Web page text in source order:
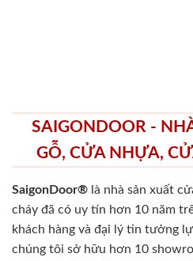
SAIGONDOOR -
GỖ, CỬA NHỰA,
SaigonDoor® là nhà sản xuất
cháy đã có uy tín hơn 10 năm
khách hàng và đại lý tin tưởng
chúng tôi sở hữu hơn 10